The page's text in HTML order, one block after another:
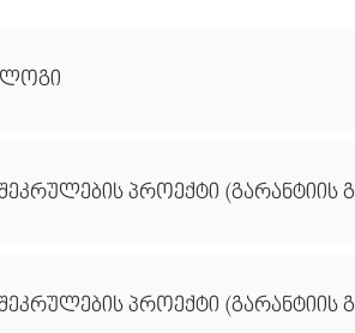
პროექტი (გარანტიის
პროექტი (გარანტიის